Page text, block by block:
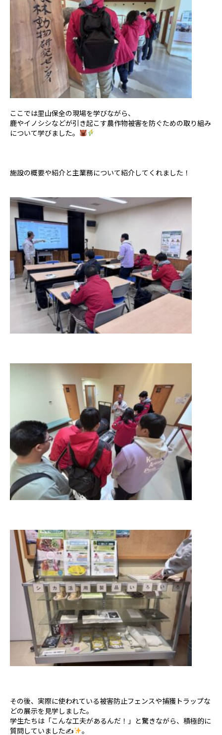
ここでは里山保全の現場を学びながら、
鹿やイノシシなどが引き起こす農作物被害を防ぐための取り組み
について学びました。
施設の概要や紹介と主業務について紹介してくれました！
その後、実際に使われている被害防止フェンスや捕獲トラップな
どの展示を見学しました。
学生たちは「こんな工夫があるんだ！」と驚きながら、積極的に
質問していました✍
。